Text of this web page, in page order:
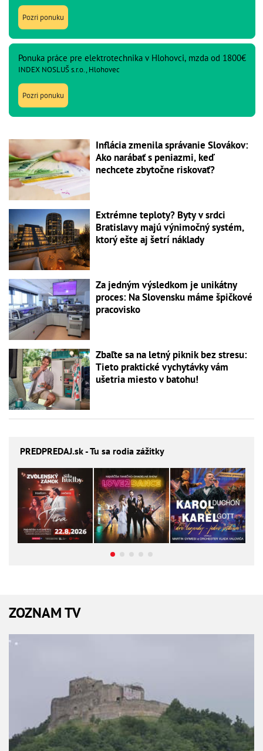
Pozri ponuku
Ponuka práce pre elektrotechnika v Hlohovci, mzda od 1800€
INDEX NOSLUŠ s.r.o., Hlohovec
Pozri ponuku
Inflácia zmenila správanie Slovákov:
Ako narábať s peniazmi, keď
nechcete zbytočne riskovať?
Extrémne teploty? Byty v srdci
Bratislavy majú výnimočný systém,
ktorý ešte aj šetrí náklady
Za jedným výsledkom je unikátny
proces: Na Slovensku máme špičkové
pracovisko
Zbaľte sa na letný piknik bez stresu:
Tieto praktické vychytávky vám
ušetria miesto v batohu!
PREDPREDAJ.sk - Tu sa rodia zážitky
ZOZNAM TV